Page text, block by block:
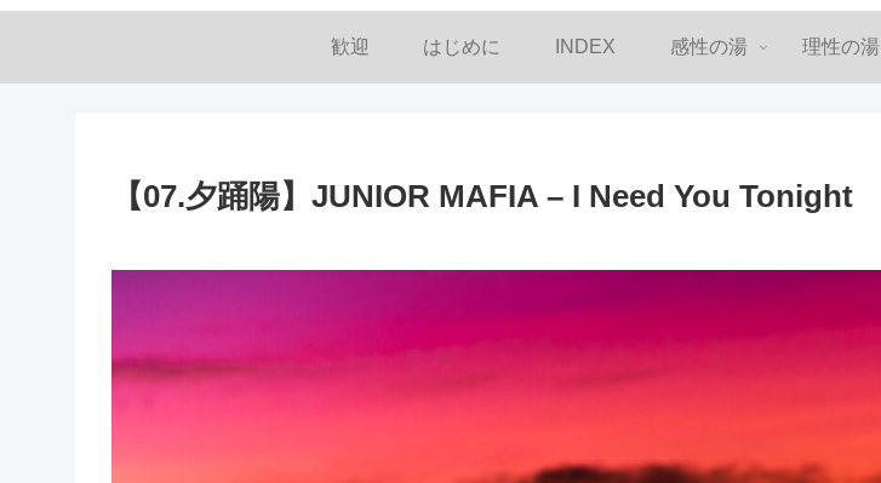
歓迎 はじめに INDEX 感性の湯 理性の湯
【07.夕踊陽】JUNIOR MAFIA – I Need You Tonight